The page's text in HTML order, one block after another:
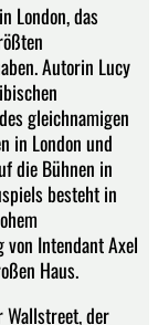
London, das
Autorin Lucy
gleichnamigen
in London und
die Bühnen in
besteht in
Intendant Axel
Haus.
Wallstreet, der